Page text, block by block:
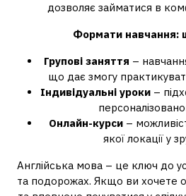
дозволяє займатися в
Формати навчання:
Групові заняття –
що дає змогу
Індивідуальні уроки–
Онлайн-курси–
якої локації у
Англійська мова – це ключ до
та подорожах. Якщо ви хочете